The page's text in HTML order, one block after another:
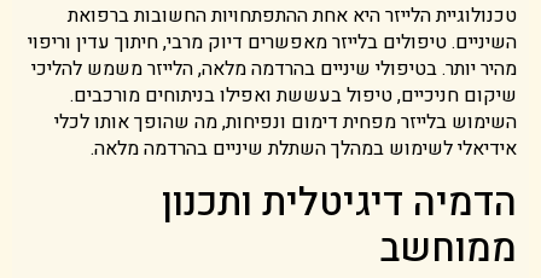
טכנולוגיית הלייזר היא אחת ההתפתחויות החשובות ברפואת
השיניים. טיפולים בלייזר מאפשרים דיוק מרבי, חיתוך עדין וריפוי
מהיר יותר. בטיפולי שיניים בהרדמה מלאה, הלייזר משמש להליכי
שיקום חניכיים, טיפול בעששת ואפילו בניתוחים מורכבים.
השימוש בלייזר מפחית דימום ונפיחות, מה שהופך אותו לכלי
אידיאלי לשימוש במהלך השתלת שיניים בהרדמה מלאה.
הדמיה דיגיטלית ותכנון
ממוחשב